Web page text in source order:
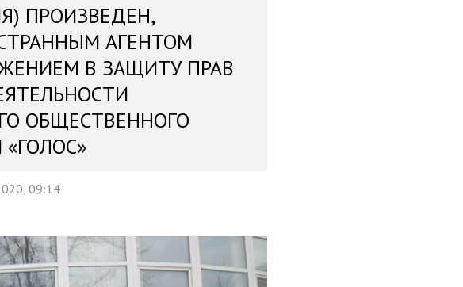
ПРОИЗВЕДЕН,
АГЕНТОМ
В ЗАЩИТУ ПРАВ
ОБЩЕСТВЕННОГО
09:14